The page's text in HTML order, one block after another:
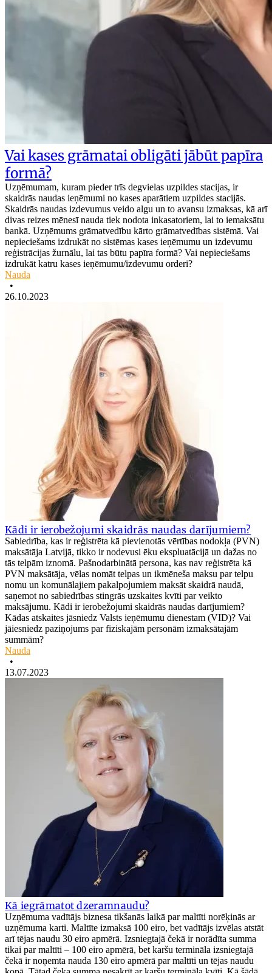
Vai kases grāmatai obligāti jābūt papīra
formā?
Uzņēmumam, kuram pieder trīs degvielas uzpildes stacijas, ir
skaidrās naudas ieņēmumi no kases aparātiem uzpildes stacijās.
Skaidrās naudas izdevumus veido algu un to avansu izmaksas, kā arī
divas reizes mēnesī nauda tiek nodota inkasatoriem, lai to iemaksātu
bankā. Uzņēmums grāmatvedību kārto grāmatvedības sistēmā. Vai
nepieciešams izdrukāt no sistēmas kases ieņēmumu un izdevumu
reģistrācijas žurnālu, lai tas būtu papīra formā? Vai nepieciešams
izdrukāt katru kases ieņēmumu/izdevumu orderi?
Nauda
•
26.10.2023
Kādi ir ierobežojumi skaidrās naudas darījumiem?
Sabiedrība, kas ir reģistrēta kā pievienotās vērtības nodokļa (PVN)
maksātāja Latvijā, tikko ir nodevusi ēku ekspluatācijā un dažas no
tās telpām iznomā. Pašnodarbinātā persona, kas nav reģistrēta kā
PVN maksātāja, vēlas nomāt telpas un ikmēneša maksu par telpu
nomu un komunālajiem pakalpojumiem maksāt skaidrā naudā,
saņemot no sabiedrības stingrās uzskaites kvīti par veikto
maksājumu. Kādi ir ierobežojumi skaidrās naudas darījumiem?
Kādas atskaites jāsniedz Valsts ieņēmumu dienestam (VID)? Vai
jāiesniedz paziņojums par fiziskajām personām izmaksātajām
summām?
Nauda
•
13.07.2023
Kā iegrāmatot dzeramnaudu?
Uzņēmuma vadītājs biznesa tikšanās laikā par maltīti norēķinās ar
uzņēmuma karti. Maltīte izmaksā 100 eiro, bet vadītājs izvēlas atstāt
arī tējas naudu 30 eiro apmērā. Izsniegtajā čekā ir norādīta summa
tikai par maltīti – 100 eiro apmērā, bet karšu termināla izsniegtajā
čekā ir noņemta nauda 130 eiro apmērā par maltīti un tējas naudu